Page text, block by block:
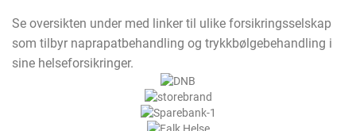
Se oversikten under med linker til ulike forsikringsselskap
som tilbyr naprapatbehandling og trykkbølgebehandling i
sine helseforsikringer.